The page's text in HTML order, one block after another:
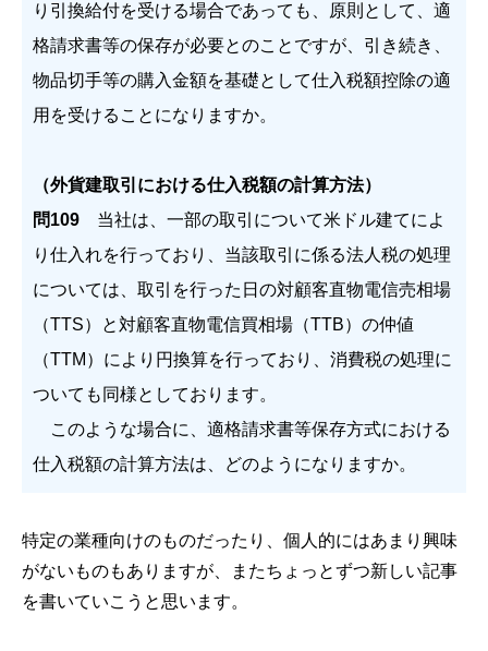
り引換給付を受ける場合であっても、原則として、適
格請求書等の保存が必要とのことですが、引き続き、
物品切手等の購入金額を基礎として仕入税額控除の適
用を受けることになりますか。
（外貨建取引における仕入税額の計算方法）
問109 当社は、一部の取引について米ドル建てによ
り仕入れを行っており、当該取引に係る法人税の処理
については、取引を行った日の対顧客直物電信売相場
（TTS）と対顧客直物電信買相場（TTB）の仲値
（TTM）により円換算を行っており、消費税の処理に
ついても同様としております。
このような場合に、適格請求書等保存方式における
仕入税額の計算方法は、どのようになりますか。
特定の業種向けのものだったり、個人的にはあまり興味
がないものもありますが、またちょっとずつ新しい記事
を書いていこうと思います。